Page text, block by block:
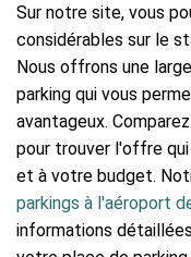
Sur notre site, vous
considérables sur le
Nous offrons une
parking qui vous
avantageux.
pour trouver l'offre
et à votre budget.
parkings à l'aéroport
informations